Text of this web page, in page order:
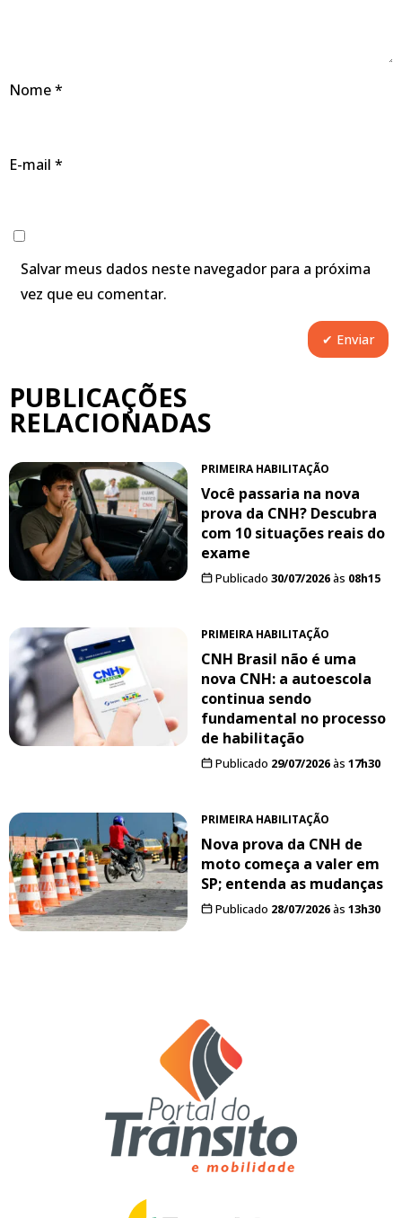
Nome*
E-mail *
Salvar meus dados neste navegador para a próxima
vez que eu comentar.
PUBLICAÇÕES
RELACIONADAS
PRIMEIRA HABILITAÇÃO
Você passaria na nova
prova da CNH? Descubra
com 10 situações reais do
exame
Publicado 30/07/2026às 08h15
PRIMEIRA HABILITAÇÃO
CNH Brasil não é uma
nova CNH: a autoescola
continua sendo
fundamental no processo
de habilitação
Publicado 29/07/2026às 17h30
PRIMEIRA HABILITAÇÃO
Nova prova da CNH de
moto começa a valer em
SP; entenda as mudanças
Publicado 28/07/2026às 13h30